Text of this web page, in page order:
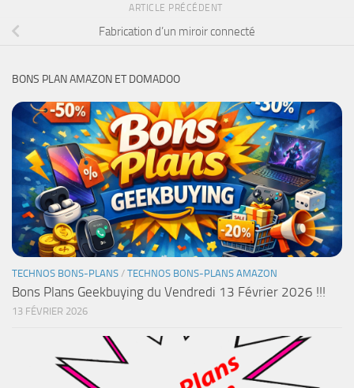
ARTICLE PRÉCÉDENT
Fabrication d’un miroir connecté
BONS PLAN AMAZON ET DOMADOO
TECHNOS BONS-PLANS / TECHNOS BONS-PLANS AMAZON
Bons Plans Geekbuying du Vendredi 13 Février 2026 !!!
13 FÉVRIER 2026